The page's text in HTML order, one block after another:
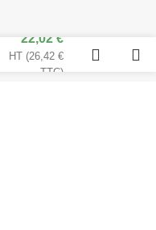
22,02 €
HT (26,42 €
TTC)